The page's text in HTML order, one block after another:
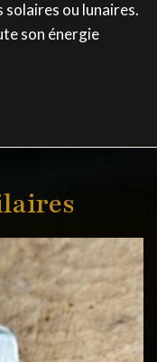
solaires ou lunaires.
son énergie